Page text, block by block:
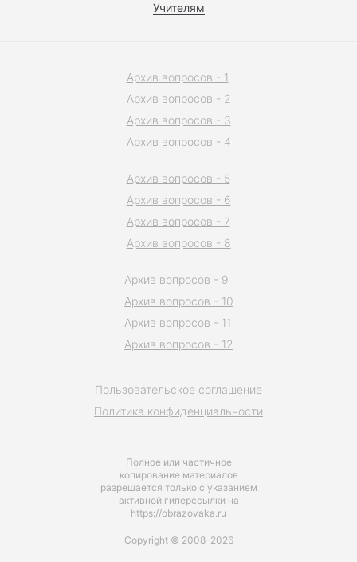
Учителям
Полное или частичное
копирование материалов
разрешается только с указанием
активной гиперссылки на
https://obrazovaka.ru
Пользовательское соглашение
Политика конфиденциальности
Архив вопросов - 1
Архив вопросов - 2
Архив вопросов - 3
Архив вопросов - 4
Архив вопросов - 5
Архив вопросов - 6
Архив вопросов - 7
Архив вопросов - 8
Архив вопросов - 9
Архив вопросов - 10
Архив вопросов - 11
Архив вопросов - 12
Copyright © 2008-2026